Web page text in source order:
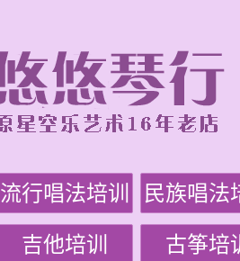
流行唱法培训 民族唱法
吉他培训 古筝培